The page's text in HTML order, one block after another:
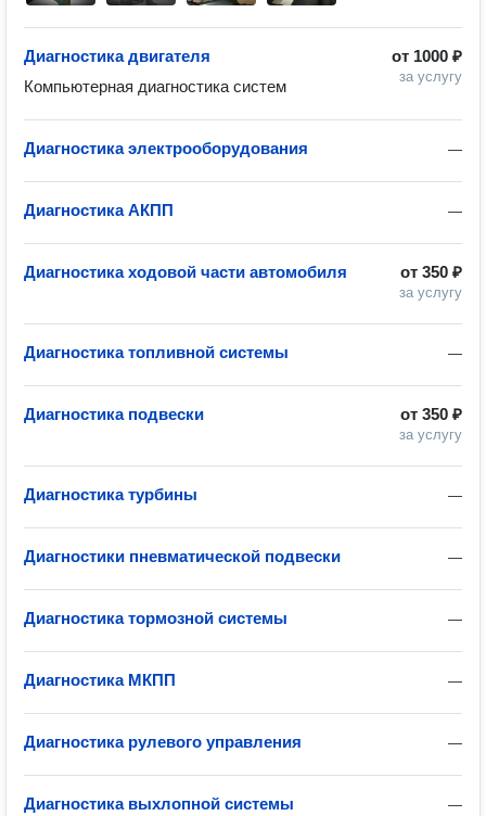
от 1000 ₽
за услугу
Диагностика двигателя
Компьютерная диагностика систем
—
Диагностика электрооборудования
—
Диагностика АКПП
от 350 ₽
за услугу
Диагностика ходовой части автомобиля
—
Диагностика топливной системы
от 350 ₽
за услугу
Диагностика подвески
—
Диагностика турбины
—
Диагностики пневматической подвески
—
Диагностика тормозной системы
—
Диагностика МКПП
—
Диагностика рулевого управления
—
Диагностика выхлопной системы